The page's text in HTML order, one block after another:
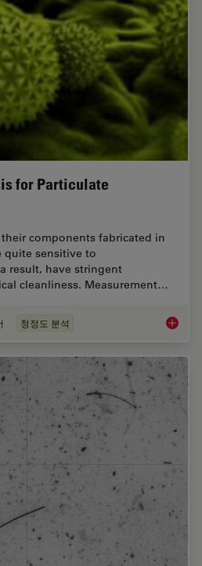
for Particulate
components fabricated in
quite sensitive to
result, have stringent
cleanliness. Measurement…
청정도 분석